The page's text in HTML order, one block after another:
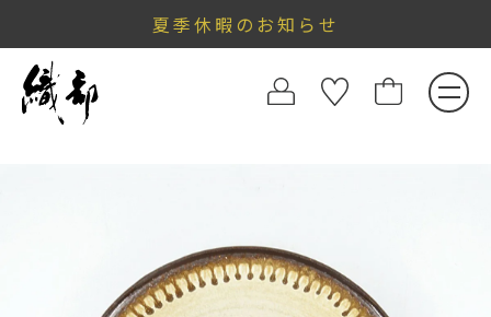
夏季休暇のお知らせ